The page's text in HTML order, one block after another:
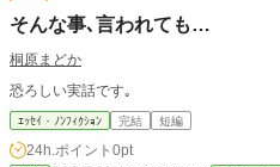
そんな事､言われても…
桐原まどか
恐ろしい実話です｡
ｴｯｾｲ・ﾉﾝﾌｨｸｼｮﾝ 完結 短編
24h.ポイント 0pt